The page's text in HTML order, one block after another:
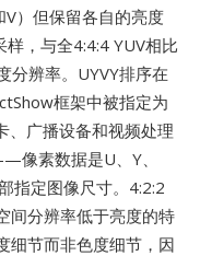
）但保留各自的亮度
，与全4:4:4 YUV相比
分辨率。UYVY排序在
框架中被指定为
、广播设备和视频处理
像素数据是U、Y、
指定图像尺寸。4:2:2
间分辨率低于亮度的特
细节而非色度细节，因